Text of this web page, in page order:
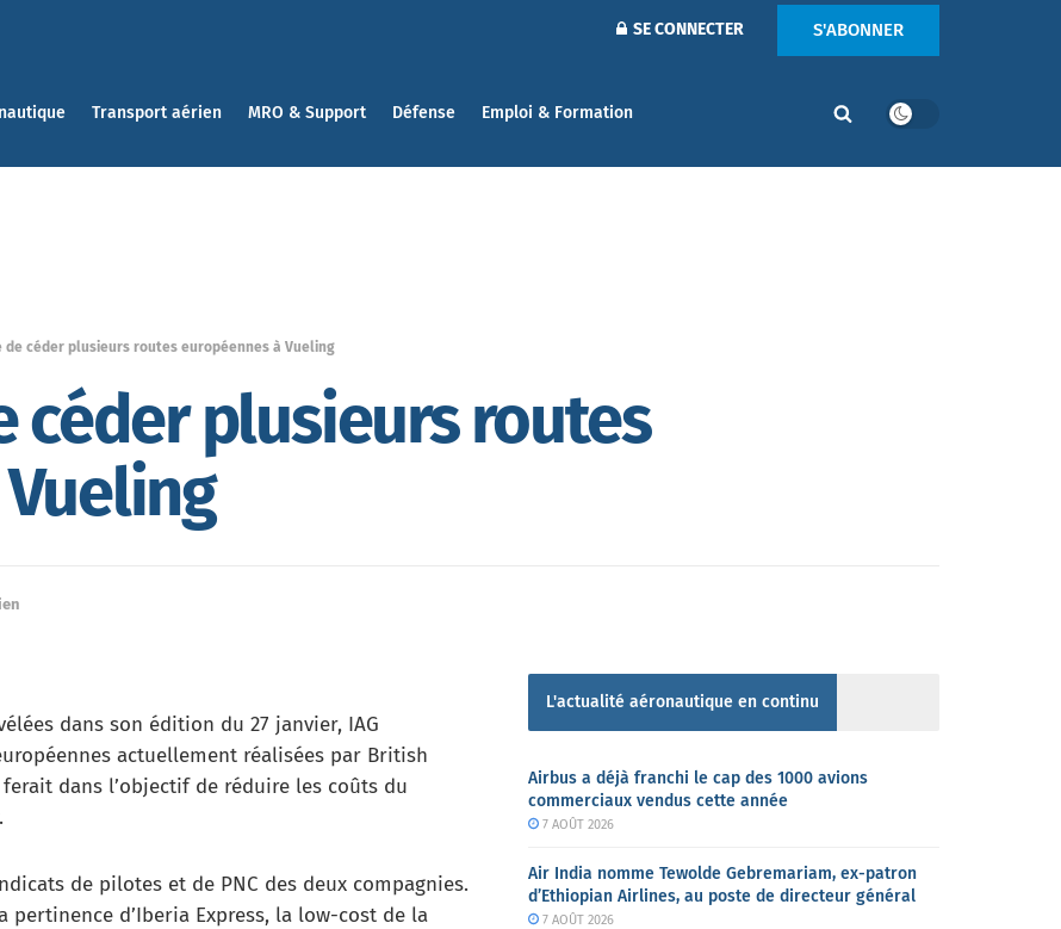
SE CONNECTER S'ABONNER
Transport aérien MRO & Support Défense Emploi & Formation
de céder plusieurs routes européennes à Vueling
céder plusieurs routes
dans son édition du 27 janvier, IAG
actuellement réalisées par British
dans l’objectif de réduire les coûts du
de pilotes et de PNC des deux compagnies.
d’Iberia Express, la low-cost de la
L'actualité aéronautique en continu
Airbus a déjà franchi le cap des 1000 avions
commerciaux vendus cette année
7 AOÛT 2026
Air India nomme Tewolde Gebremariam, ex-patron
d’Ethiopian Airlines, au poste de directeur général
7 AOÛT 2026